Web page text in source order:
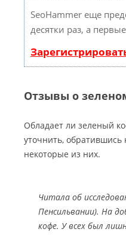
SeoHammer еще
десятки раз, а
Отзывы о
Обладает ли зеленый
уточнить,
некоторые из них.
Читала об
Пенсильвании). На
кофе. У всех был